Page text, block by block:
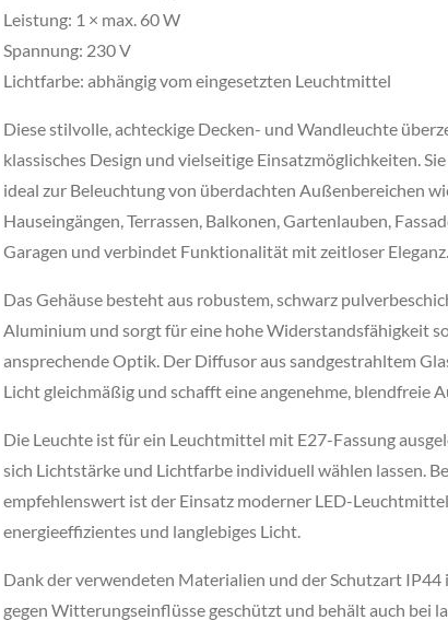
Leistung: 1 × max. 60 W
Spannung: 230 V
Lichtfarbe: abhängig vom eingesetzten Leuchtmittel
Diese stilvolle, achteckige Decken- und Wandleuchte
klassisches Design und vielseitige Einsatzmöglichkeiten.
ideal zur Beleuchtung von überdachten Außenbereichen
Hauseingängen, Terrassen, Balkonen, Gartenlauben,
Garagen und verbindet Funktionalität mit zeitloser Eleganz.
Das Gehäuse besteht aus robustem, schwarz
Aluminium und sorgt für eine hohe Widerstandsfähigkeit
ansprechende Optik. Der Diffusor aus sandgestrahltem
Licht gleichmäßig und schafft eine angenehme, blendfreie
Die Leuchte ist für ein Leuchtmittel mit E27-Fassung
sich Lichtstärke und Lichtfarbe individuell wählen lassen.
empfehlenswert ist der Einsatz moderner LED-
energieeffizientes und langlebiges Licht.
Dank der verwendeten Materialien und der Schutzart IP44
gegen Witterungseinflüsse geschützt und behält auch bei